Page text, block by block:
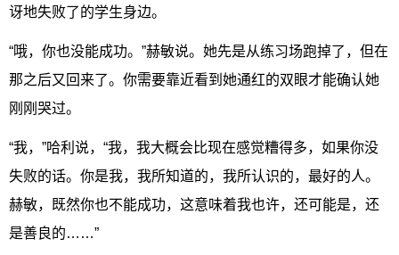
讶地失败了的学生身边。
“哦，你也没能成功。”赫敏说。她先是从练习场跑掉了，但在
那之后又回来了。你需要靠近看到她通红的双眼才能确认她
刚刚哭过。
“我，”哈利说，“我，我大概会比现在感觉糟得多，如果你没
失败的话。你是我，我所知道的，我所认识的，最好的人。
赫敏，既然你也不能成功，这意味着我也许，还可能是，还
是善良的……”